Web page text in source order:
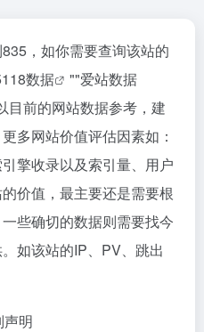
，如你需要查询该站的
数据 ""爱站数据
目前的网站数据参考，建
多网站价值评估因素如：
擎收录以及索引量、用户
价值，最主要还是需要根
些确切的数据则需要找今
如该站的IP、PV、跳出
声明